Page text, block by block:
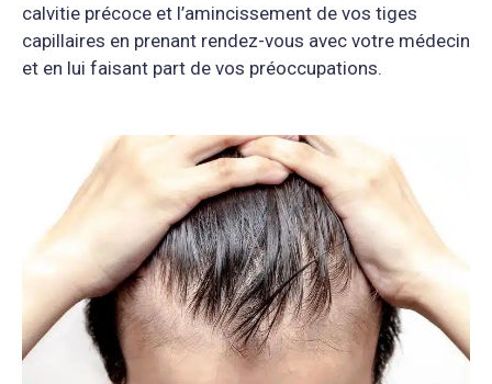
calvitie précoce et l’amincissement de vos tiges
capillaires en prenant rendez-vous avec votre médecin
et en lui faisant part de vos préoccupations.